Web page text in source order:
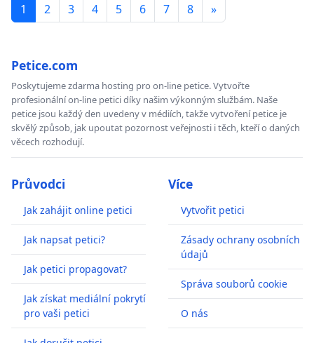
1 2 3 4 5 6 7 8 »
Petice.com
Poskytujeme zdarma hosting pro on-line petice. Vytvořte
profesionální on-line petici díky našim výkonným službám. Naše
petice jsou každý den uvedeny v médiích, takže vytvoření petice je
skvělý způsob, jak upoutat pozornost veřejnosti i těch, kteří o daných
věcech rozhodují.
Průvodci
Jak zahájit online petici
Jak napsat petici?
Jak petici propagovat?
Jak získat mediální pokrytí
pro vaši petici
Více
Vytvořit petici
Zásady ochrany osobních
údajů
Správa souborů cookie
O nás